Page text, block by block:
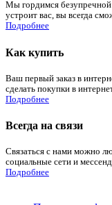
Мы гордимся безупречной
устроит вас, вы всегда
Подробнее
Как купить
Ваш первый заказ в
сделать покупки в
Подробнее
Всегда на связи
Связаться с нами можно
социальные сети и
Подробнее